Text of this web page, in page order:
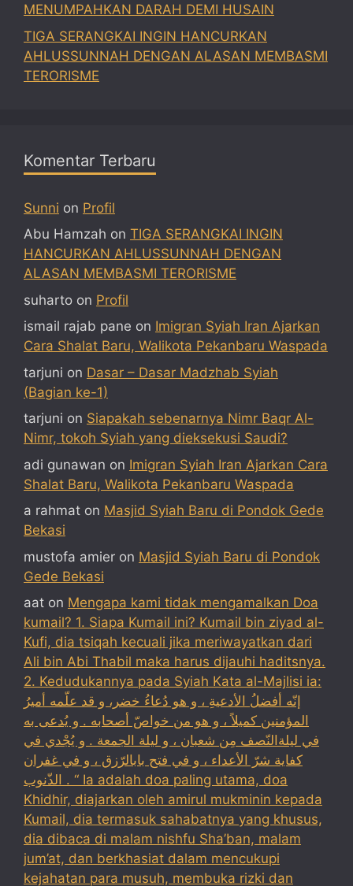
MENUMPAHKAN DARAH DEMI HUSAIN
TIGA SERANGKAI INGIN HANCURKAN
AHLUSSUNNAH DENGAN ALASAN MEMBASMI
TERORISME
Komentar Terbaru
Sunni on Profil
Abu Hamzah on TIGA SERANGKAI INGIN
HANCURKAN AHLUSSUNNAH DENGAN
ALASAN MEMBASMI TERORISME
suharto on Profil
ismail rajab pane on Imigran Syiah Iran Ajarkan
Cara Shalat Baru, Walikota Pekanbaru Waspada
tarjuni on Dasar – Dasar Madzhab Syiah
(Bagian ke-1)
tarjuni on Siapakah sebenarnya Nimr Baqr Al-
Nimr, tokoh Syiah yang dieksekusi Saudi?
adi gunawan on Imigran Syiah Iran Ajarkan Cara
Shalat Baru, Walikota Pekanbaru Waspada
a rahmat on Masjid Syiah Baru di Pondok Gede
Bekasi
mustofa amier on Masjid Syiah Baru di Pondok
Gede Bekasi
aat on Mengapa kami tidak mengamalkan Doa
kumail? 1. Siapa Kumail ini? Kumail bin ziyad al-
Kufi, dia tsiqah kecuali jika meriwayatkan dari
Ali bin Abi Thabil maka harus dijauhi haditsnya.
2. Kedudukannya pada Syiah Kata al-Majlisi ia:
إنّه أفضلُ الأدعيةِ ، و هو دُعاءُ خضر، و قد علّمه أميرُ
المؤمنين كميلاً ، و هو من خواصّ أصحابه . و يُدعى به
في ليلةالنّصف مِن شعبان ، و ليلة الجمعة . و يُجْدي في
كفاية شرّ الأعداء ، و في فتح بابالرّزق ، و في غفران
الذّنوب . “ Ia adalah doa paling utama, doa
Khidhir, diajarkan oleh amirul mukminin kepada
Kumail, dia termasuk sahabatnya yang khusus,
dia dibaca di malam nishfu Sha’ban, malam
jum’at, dan berkhasiat dalam mencukupi
kejahatan para musuh, membuka rizki dan